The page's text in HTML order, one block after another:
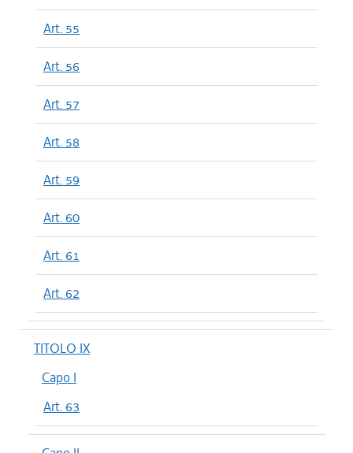
Art. 55
Art. 56
Art. 57
Art. 58
Art. 59
Art. 60
Art. 61
Art. 62
TITOLO IX
Capo I
Art. 63